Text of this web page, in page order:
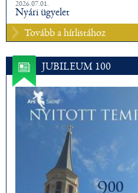
2026.07.01.
Nyári ügyelet
Tovább a hírlistához
JUBILEUM 100